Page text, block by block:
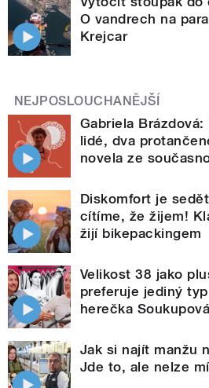
O vandrech na
Krejcar
NEJPOSLOUCHANĚJŠÍ
Gabriela Brázdová:
lidé, dva
novela ze
Diskomfort je
cítíme, že žijem!
žijí bikepackingem
Velikost 38 jako
preferuje jediný
herečka Soukupová
Jak si najít manžu
Jde to, ale nelze